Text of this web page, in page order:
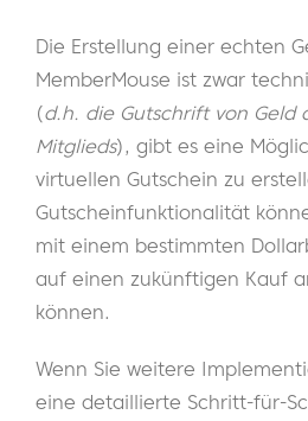
Die Erstellung einer echten
MemberMouse ist zwar
(d.h. die Gutschrift von Geld
Mitglieds), gibt es eine
virtuellen Gutschein zu
Gutscheinfunktionalität
mit einem bestimmten
auf einen zukünftigen Kauf
können.
Wenn Sie weitere
eine detaillierte Schritt-für-